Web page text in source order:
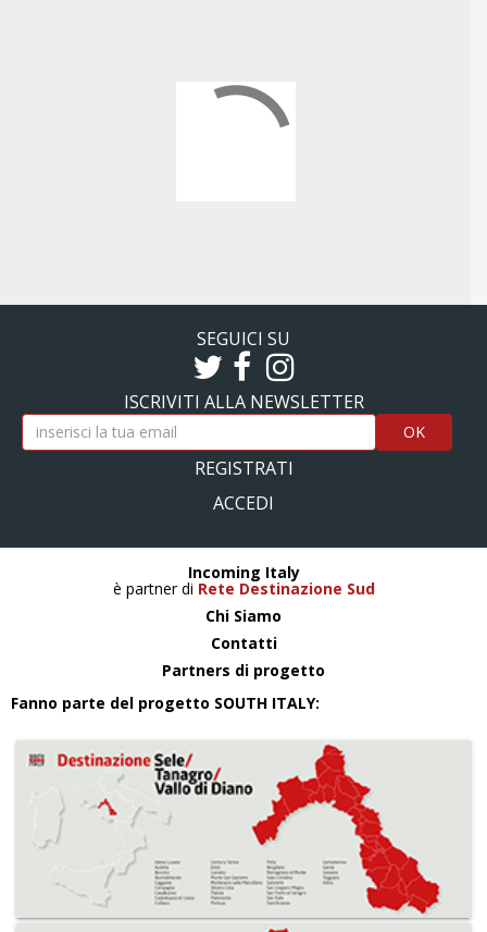
SEGUICI SU
ISCRIVITI ALLA NEWSLETTER
OK
REGISTRATI
ACCEDI
Incoming Italy
è partner di Rete Destinazione Sud
Chi Siamo
Contatti
Partners di progetto
Fanno parte del progetto SOUTH ITALY: